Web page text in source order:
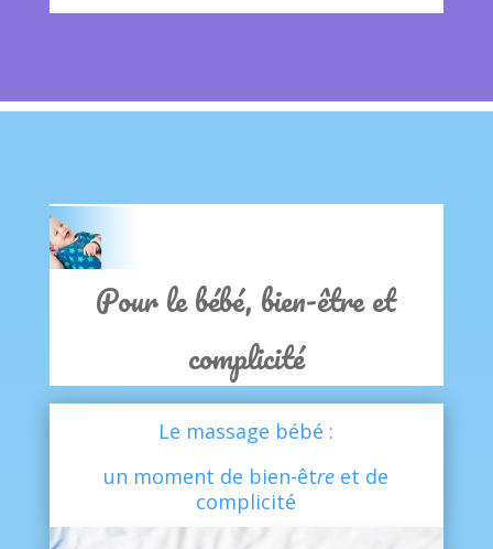
Clics
Pour le bébé, bien-être et
complicité
Le massage bébé :
un moment de bien-être et de
complicité